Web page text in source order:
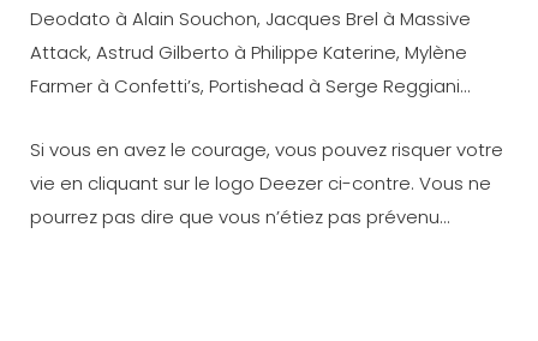
Deodato à Alain Souchon, Jacques Brel à Massive
Attack, Astrud Gilberto à Philippe Katerine, Mylène
Farmer à Confetti’s, Portishead à Serge Reggiani…
Si vous en avez le courage, vous pouvez risquer votre
vie en cliquant sur le logo Deezer ci-contre. Vous ne
pourrez pas dire que vous n’étiez pas prévenu…